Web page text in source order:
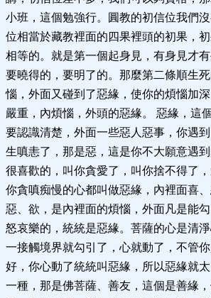
小班，這個勉強行。圓教的初信位我們
位相當於藏教裡面的四果裡頭的初果，
相等的。就是第一個起身見，有身見才
要曉得的，要明了的。那麼第二條順生
惱，外面又碰到了惡緣，使你的煩惱加
嚴重，內煩惱，外頭的惡緣。 惡緣，這
要認識清楚，外面一些惡人惡事，你遇
生嗔恚了，那是惡，這是你不大願意遇
很喜歡的，叫你貪愛了，叫你捨不得了
你貪嗔痴慢的心都叫做惡緣，內裡面喜、
惡、欲，是內裡面的煩惱，外面凡是能
怒哀樂的，統統是惡緣。菩薩的心是清
一接觸境界就勾引了，心就動了，不管
好，你心動了統統叫惡緣，所以惡緣就
一種，那是佛菩薩、善友，這個是善緣